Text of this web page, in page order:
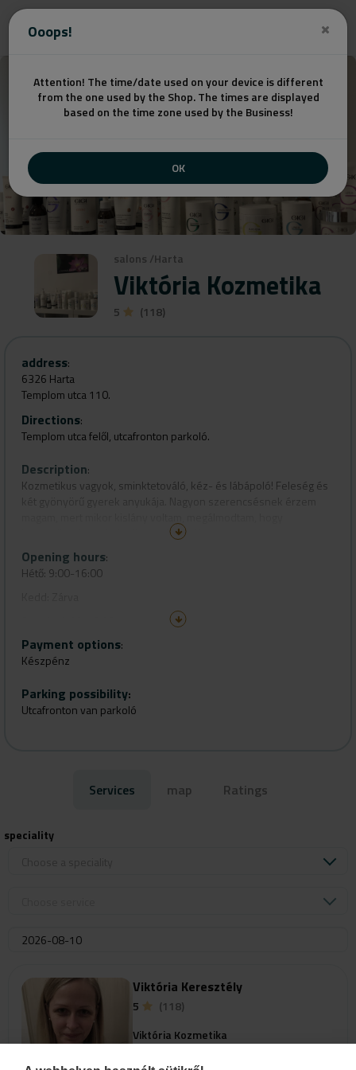
Ooops!
Attention! The time/date used on your device is different
from the one used by the Shop. The times are displayed
based on the time zone used by the Business!
OK
salons /Harta
Viktória Kozmetika
5 (118)
address:
6326 Harta
Templom utca 110.
Directions:
Templom utca felől, utcafronton parkoló.
Description:
Kozmetikus vagyok, sminktetováló, kéz- és lábápoló! Feleség és
kozmetikus leszek. Az álom valóra vált...
Opening hours:
Hétő: 9:00-16:00
Csütörtök: 9:00-16:00
Péntek: 9:00-16:00
Szombat: 8:00-12:00
Payment options:
Készpénz
Parking possibility:
Utcafronton van parkoló
Services map Ratings
speciality
Viktória Keresztély
5
(118)
Viktória Kozmetika